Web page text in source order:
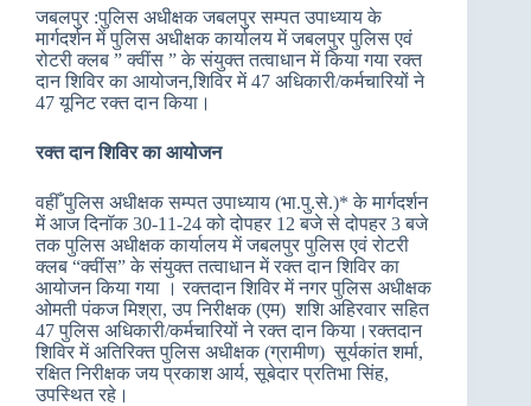
जबलपुर :पुलिस अधीक्षक जबलपुर सम्पत उपाध्याय के
मार्गदर्शन में पुलिस अधीक्षक कार्यालय में जबलपुर पुलिस एवं
रोटरी क्लब ” क्वींस ” के संयुक्त तत्वाधान में किया गया रक्त
दान शिविर का आयोजन,शिविर में 47 अधिकारी/कर्मचारियों ने
47 यूनिट रक्त दान किया।
रक्त दान शिविर का आयोजन
वहीँ पुलिस अधीक्षक सम्पत उपाध्याय (भा.पु.से.)* के मार्गदर्शन
में आज दिनॉक 30-11-24 को दोपहर 12 बजे से दोपहर 3 बजे
तक पुलिस अधीक्षक कार्यालय में जबलपुर पुलिस एवं रोटरी
क्लब “क्वींस” के संयुक्त तत्वाधान में रक्त दान शिविर का
आयोजन किया गया । रक्तदान शिविर में नगर पुलिस अधीक्षक
ओमती पंकज मिश्रा, उप निरीक्षक (एम) शशि अहिरवार सहित
47 पुलिस अधिकारी/कर्मचारियों ने रक्त दान किया।रक्तदान
शिविर में अतिरिक्त पुलिस अधीक्षक (ग्रामीण) सूर्यकांत शर्मा,
रक्षित निरीक्षक जय प्रकाश आर्य, सूबेदार प्रतिभा सिंह,
उपस्थित रहे।